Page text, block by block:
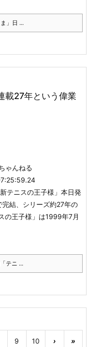
」日 ...
載27年という偉業
ゃんねる
テニスの王子様」本日発
完結、シリーズ約27年の
の王子様」は1999年7月
テニ ...
9 10 › »